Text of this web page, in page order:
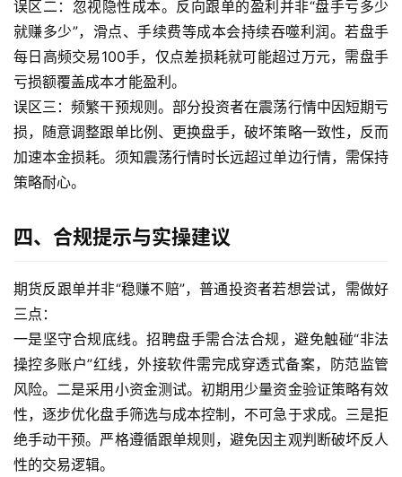
直
播
室
原
油
期
货
油
直
播
室
国
内
期
货
误区二：忽视隐性成本。反向跟单的盈利并非“盘手亏多少
就赚多少”，滑点、手续费等成本会持续吞噬利润。若盘手
每日高频交易100手，仅点差损耗就可能超过万元，需盘手
亏损额覆盖成本才能盈利。
误区三：频繁干预规则。部分投资者在震荡行情中因短期亏
损，随意调整跟单比例、更换盘手，破坏策略一致性，反而
加速本金损耗。须知震荡行情时长远超过单边行情，需保持
策略耐心。
四、合规提示与实操建议
期货反跟单并非“稳赚不赔”，普通投资者若想尝试，需做好
三点：
一是坚守合规底线。招聘盘手需合法合规，避免触碰“非法
操控多账户”红线，外接软件需完成穿透式备案，防范监管
风险。二是采用小资金测试。初期用少量资金验证策略有效
性，逐步优化盘手筛选与成本控制，不可急于求成。三是拒
绝手动干预。严格遵循跟单规则，避免因主观判断破坏反人
性的交易逻辑。